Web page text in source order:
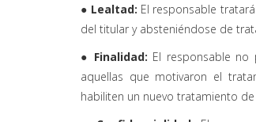
● Lealtad: El responsable
del titular y absteniéndose de
● Finalidad: El responsable
aquellas que motivaron el
habiliten un nuevo tratamiento